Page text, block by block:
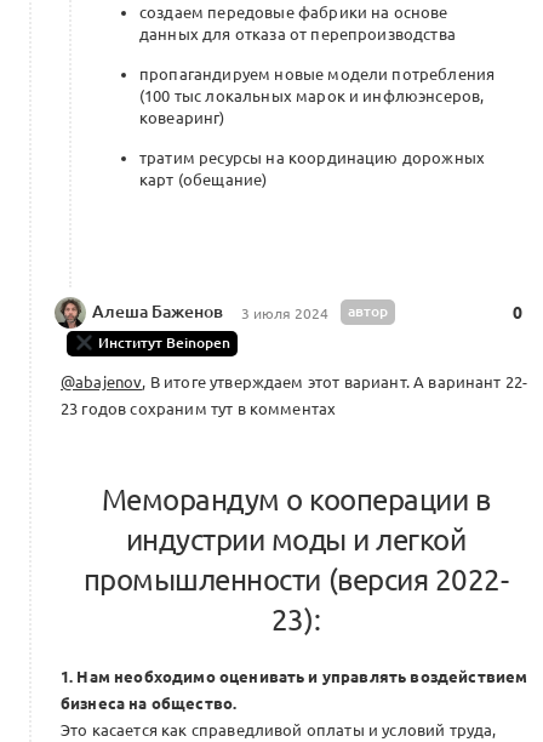
Платформа для модного бизнеса
0 комментариев
Проект:
Могут ли локальные марки
0 комментариев
0 комментариев
создаем передовые фабрики на основе
данных для отказа от перепроизводства
пропагандируем новые модели потребления
(100 тыс локальных марок и инфлюэнсеров,
ковеаринг)
тратим ресурсы на координацию дорожных
карт (обещание)
Алеша Баженов 3 июля 2024
автор
Институт Beinopen
0
@abajenov, В итоге утверждаем этот вариант. А варинант 22-
23 годов сохраним тут в комментах
Меморандум о кооперации в
индустрии моды и легкой
промышленности (версия 2022-
23):
1. Нам необходимо оценивать и управлять воздействием
бизнеса на общество.
Это касается как справедливой оплаты и условий труда,